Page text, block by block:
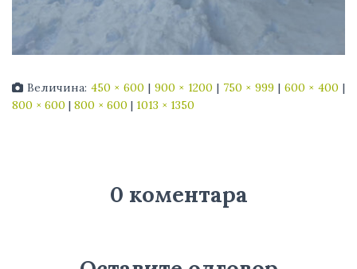
Величина: 450 × 600 | 900 × 1200 | 750 × 999 | 600 × 400 |
800 × 600 | 800 × 600 | 1013 × 1350
0 коментара